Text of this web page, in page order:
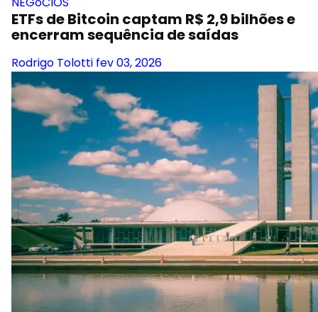
ETFs de Bitcoin captam R$ 2,9 bilhões e
encerram sequência de saídas
Rodrigo Tolotti fev 03, 2026